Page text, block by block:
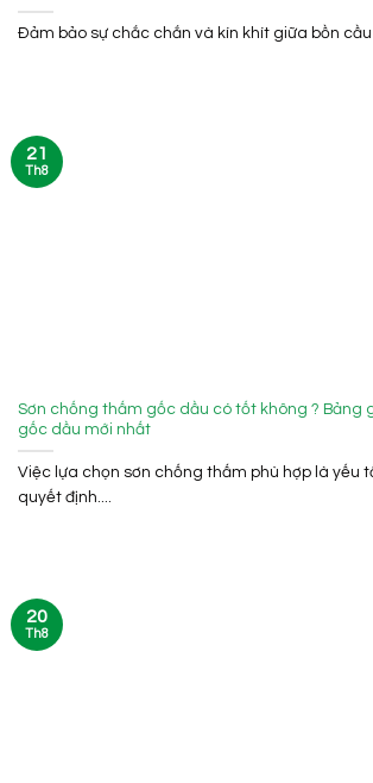
Đảm bảo sự chắc chắn và kín khít giữa bồn cầu
Sơn chống thấm gốc dầu có tốt không ? Bảng
gốc dầu mới nhất
Việc lựa chọn sơn chống thấm phù hợp là yếu
quyết định....
21
Th8
20
Th8